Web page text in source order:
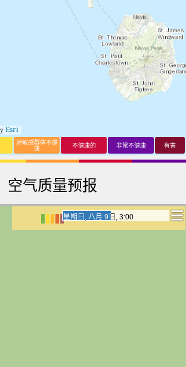
Esri
对敏感群体不健
康 不健康的 非常不健康 有害
空气质量预报
星期日, 八月 9日, 20:00
星期日, 八月 9日, 20:00